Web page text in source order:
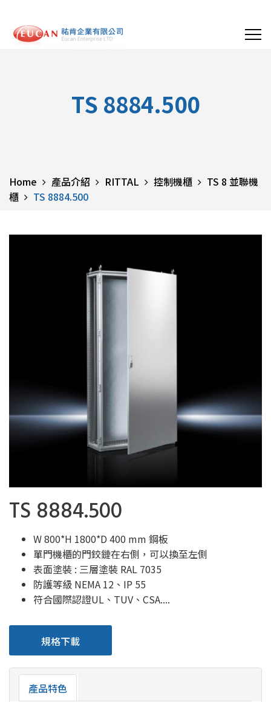
TS 8884.500
Home 產品介紹 RITTAL 控制機櫃
TS 8 並聯機
櫃
TS 8884.500
TS 8884.500
W 800*H 1800*D 400 mm 鋼板
單門機櫃的門鉸鏈在右側，可以換至左側
表面塗裝 : 三層塗裝 RAL 7035
防護等級 NEMA 12、IP 55
符合國際認證UL、TUV、CSA....
規格下載
產品特色